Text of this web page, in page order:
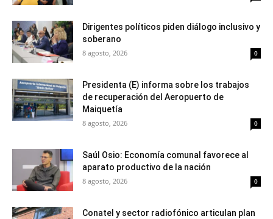
Dirigentes políticos piden diálogo inclusivo y
soberano
8 agosto, 2026 0
Presidenta (E) informa sobre los trabajos
de recuperación del Aeropuerto de
Maiquetía
8 agosto, 2026 0
Saúl Osio: Economía comunal favorece al
aparato productivo de la nación
8 agosto, 2026 0
Conatel y sector radiofónico articulan plan